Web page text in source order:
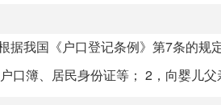
据我国《户口登记条例》第7条的
口簿、居民身份证等； 2，向婴儿